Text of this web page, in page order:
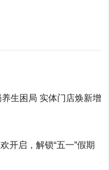
生困局 实体门店焕新增
开启，解锁“五一”假期